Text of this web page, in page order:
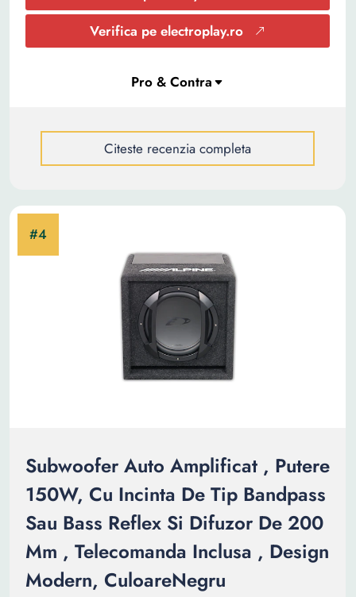
Verifica pe electroplay.ro
Citeste recenzia completa
Subwoofer Auto Amplificat , Putere
150W, Cu Incinta De Tip Bandpass
Sau Bass Reflex Si Difuzor De 200
Mm , Telecomanda Inclusa , Design
Modern, CuloareNegru